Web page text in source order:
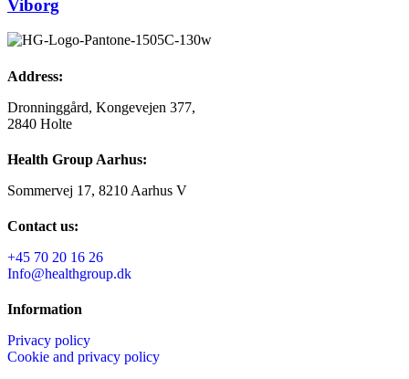
Viborg
Address:
Dronninggård, Kongevejen 377,
2840 Holte
Health Group Aarhus:
Sommervej 17, 8210 Aarhus V
Contact us:
+45 70 20 16 26
Info@healthgroup.dk
Information
Privacy policy
Cookie and privacy policy